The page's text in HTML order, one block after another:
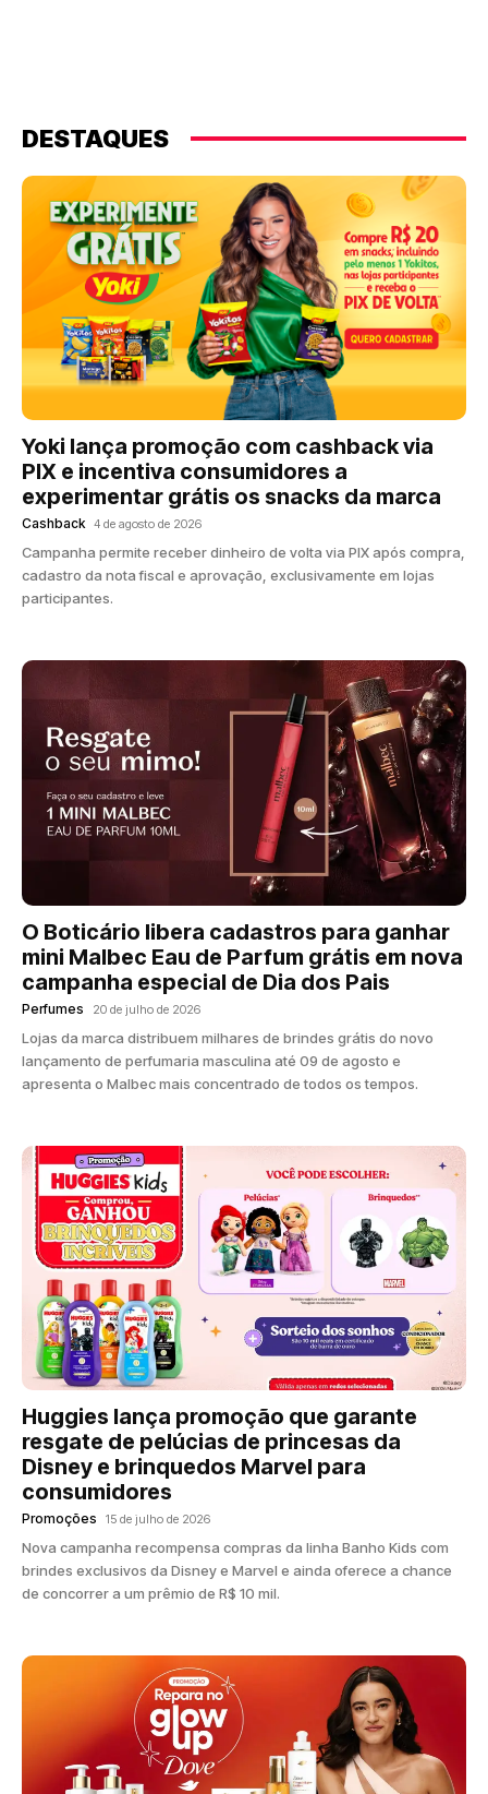
DESTAQUES
Yoki lança promoção com cashback via
PIX e incentiva consumidores a
experimentar grátis os snacks da marca
Cashback 4 de agosto de 2026
Campanha permite receber dinheiro de volta via PIX após compra,
cadastro da nota fiscal e aprovação, exclusivamente em lojas
participantes.
O Boticário libera cadastros para ganhar
mini Malbec Eau de Parfum grátis em nova
campanha especial de Dia dos Pais
Perfumes 20 de julho de 2026
Lojas da marca distribuem milhares de brindes grátis do novo
lançamento de perfumaria masculina até 09 de agosto e
apresenta o Malbec mais concentrado de todos os tempos.
Huggies lança promoção que garante
resgate de pelúcias de princesas da
Disney e brinquedos Marvel para
consumidores
Promoções 15 de julho de 2026
Nova campanha recompensa compras da linha Banho Kids com
brindes exclusivos da Disney e Marvel e ainda oferece a chance
de concorrer a um prêmio de R$ 10 mil.